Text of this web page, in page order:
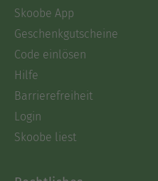
Skoobe App
Geschenkgutscheine
Code einlösen
Hilfe
Barrierefreiheit
Login
Skoobe liest